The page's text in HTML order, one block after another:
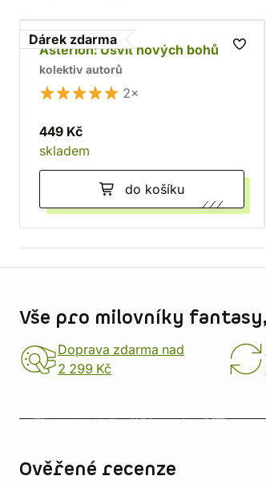
Dárek zdarma
Asterion: Úsvit nových bohů
kolektiv autorů
2×
449 Kč
skladem
do košíku
Vše pro milovníky
Doprava zdarma nad
2 299 Kč
Ověřené recenze